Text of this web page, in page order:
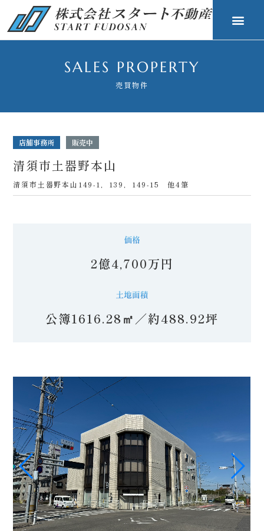
SALES PROPERTY
売買物件
店舗事務所 販売中
清須市土器野本山
清須市土器野本山149‐1，139，149‐15 他4筆
2億4,700万円
公簿1616.28㎡／約488.92坪